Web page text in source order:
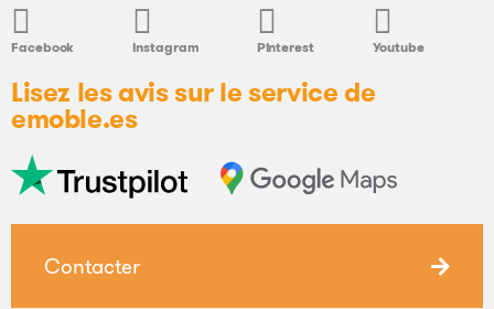
Facebook Instagram Pinterest Youtube
Lisez les avis sur le service de
emoble.es
Contacter